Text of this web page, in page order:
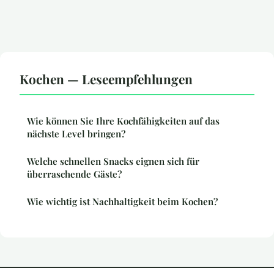
Kochen — Leseempfehlungen
Wie können Sie Ihre Kochfähigkeiten auf das
nächste Level bringen?
Welche schnellen Snacks eignen sich für
überraschende Gäste?
Wie wichtig ist Nachhaltigkeit beim Kochen?